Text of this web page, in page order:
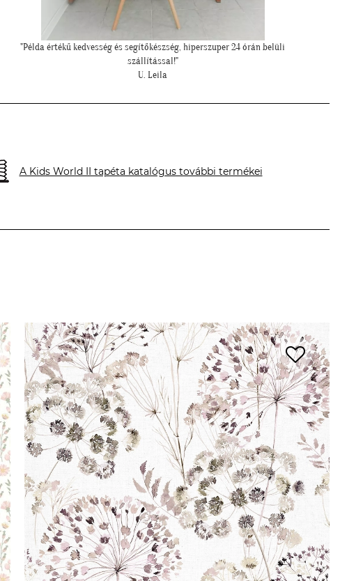
"Felkerültek a tapéták az eredmény magáért beszél!:)"
H. Anita
A Kids World II tapéta katalógus további termékei